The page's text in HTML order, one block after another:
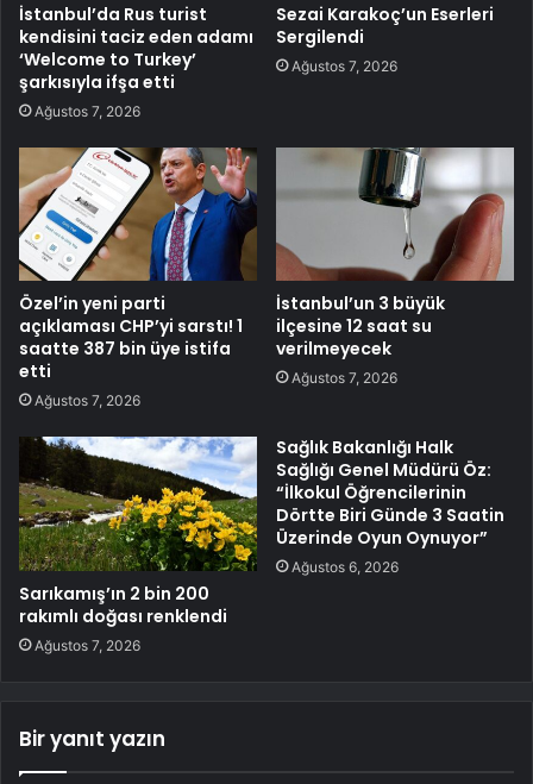
İstanbul’da Rus turist
kendisini taciz eden adamı
‘Welcome to Turkey’
şarkısıyla ifşa etti
Ağustos 7, 2026
Sezai Karakoç’un Eserleri
Sergilendi
Ağustos 7, 2026
Özel’in yeni parti
açıklaması CHP’yi sarstı! 1
saatte 387 bin üye istifa
etti
Ağustos 7, 2026
İstanbul’un 3 büyük
ilçesine 12 saat su
verilmeyecek
Ağustos 7, 2026
Sarıkamış’ın 2 bin 200
rakımlı doğası renklendi
Ağustos 7, 2026
Sağlık Bakanlığı Halk
Sağlığı Genel Müdürü Öz:
“İlkokul Öğrencilerinin
Dörtte Biri Günde 3 Saatin
Üzerinde Oyun Oynuyor”
Ağustos 6, 2026
Bir yanıt yazın